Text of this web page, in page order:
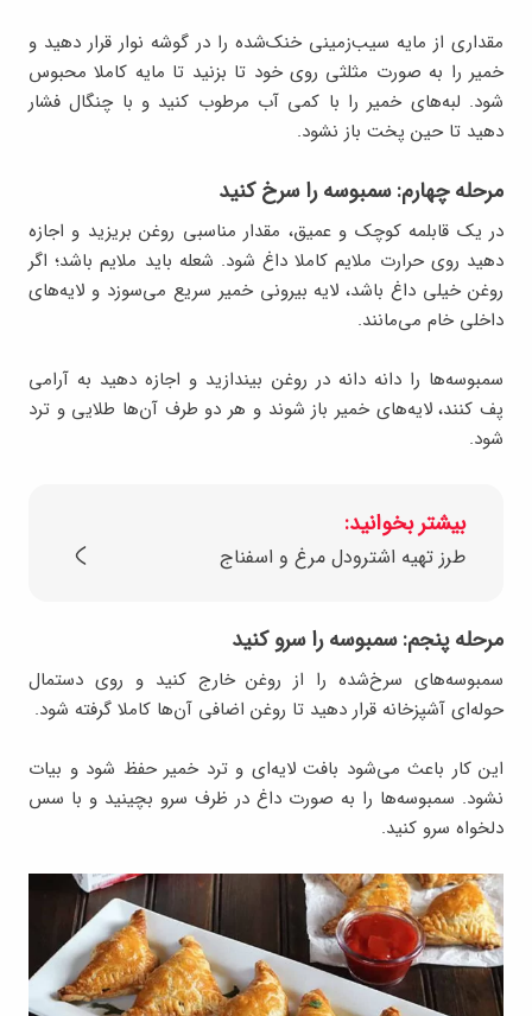
مقداری از مایه سیب‌زمینی خنک‌شده را در گوشه نوار قرار دهید و
خمیر را به صورت مثلثی روی خود تا بزنید تا مایه کاملا محبوس
شود. لبه‌های خمیر را با کمی آب مرطوب کنید و با چنگال فشار
دهید تا حین پخت باز نشود.
مرحله چهارم: سمبوسه را سرخ کنید
در یک قابلمه کوچک و عمیق، مقدار مناسبی روغن بریزید و اجازه
دهید روی حرارت ملایم کاملا داغ شود. شعله باید ملایم باشد؛ اگر
روغن خیلی داغ باشد، لایه بیرونی خمیر سریع می‌سوزد و لایه‌های
داخلی خام می‌مانند.
سمبوسه‌ها را دانه دانه در روغن بیندازید و اجازه دهید به آرامی
پف کنند، لایه‌های خمیر باز شوند و هر دو طرف آن‌ها طلایی و ترد
شود.
بیشتر بخوانید:
طرز تهیه اشترودل مرغ و اسفناج
مرحله پنجم: سمبوسه را سرو کنید
سمبوسه‌های سرخ‌شده را از روغن خارج کنید و روی دستمال
حوله‌ای آشپزخانه قرار دهید تا روغن اضافی آن‌ها کاملا گرفته شود.
این کار باعث می‌شود بافت لایه‌ای و ترد خمیر حفظ شود و بیات
نشود. سمبوسه‌ها را به صورت داغ در ظرف سرو بچینید و با سس
دلخواه سرو کنید.